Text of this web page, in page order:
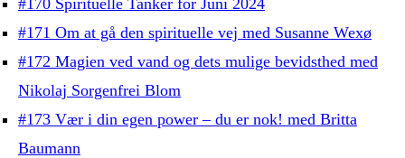
#170 Spirituelle Tanker for Juni 2024
#171 Om at gå den spirituelle vej med Susanne Wexø
#172 Magien ved vand og dets mulige bevidsthed med
Nikolaj Sorgenfrei Blom
#173 Vær i din egen power – du er nok! med Britta
Baumann